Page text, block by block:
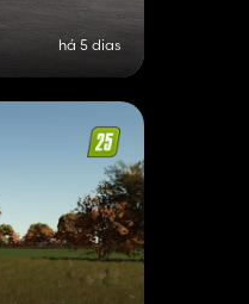
há 5 dias